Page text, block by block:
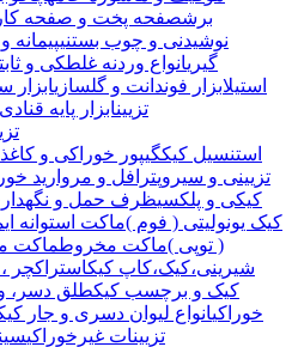
برشصفحه پخت و صفحه کار
نوشیدنی و چوب بستنیپیمانه
گیریانواع وردنه غلطکی و ثابت
استیلابزار فوندانت و گلسازیابزار
تزیینابزار پایه
استنسیل کیکگیپور خوراکی و کاغذ
تزیینی و سیروپترافل و مروارید
کیکی و پلکسیظرف حمل و
کیک یونولیتی ( فوم )ماکت استوانه ای
( توپی )ماکت مخروطماکت
شیرینی،کیک،کاپ کیکاستراکچر ،
کیک و برچسب کیکطلق دسر،
خوراکیانواع لیوان دسری و جار
تزیینات غیرخوراکی